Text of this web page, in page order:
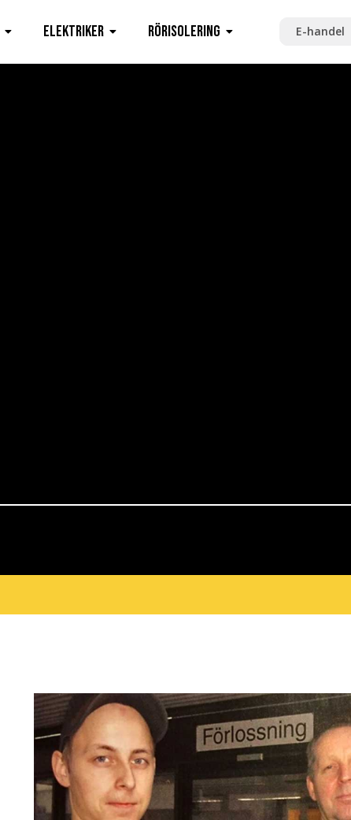
Elektriker Rörisolering E-handel